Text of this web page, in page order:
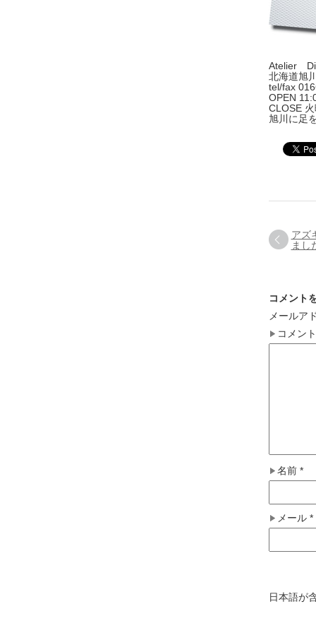
Atelier
北海道旭
tel/fax
OPEN
CLOSE
旭川に足
アズ
まし
コメント
メールア
コメン
名前 *
メール *
日本語が